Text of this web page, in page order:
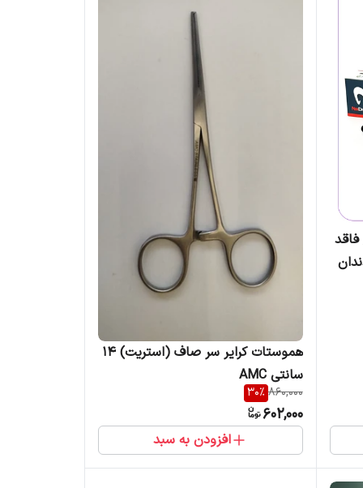
کلراید25%, فاقد
هموستات کرایر سر صاف (استریت) 14
سانتی AMC
860,000
30%
602,000
افزودن به سبد